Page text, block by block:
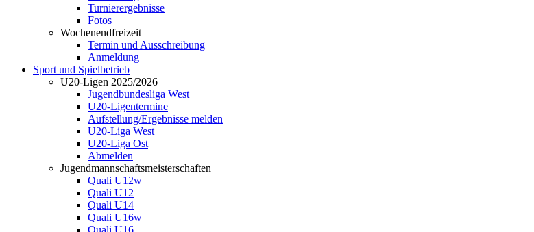
Turnierergebnisse
Fotos
Wochenendfreizeit
Termin und Ausschreibung
Anmeldung
Sport und Spielbetrieb
U20-Ligen 2025/2026
Jugendbundesliga West
U20-Ligentermine
Aufstellung/Ergebnisse melden
U20-Liga West
U20-Liga Ost
Abmelden
Jugendmannschaftsmeisterschaften
Quali U12w
Quali U12
Quali U14
Quali U16w
Quali U16